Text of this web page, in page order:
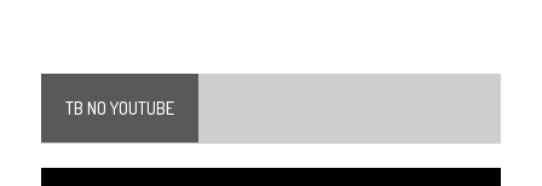
TB NO YOUTUBE